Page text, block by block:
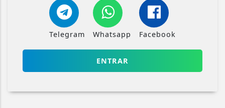
Telegram Whatsapp Facebook
ENTRAR